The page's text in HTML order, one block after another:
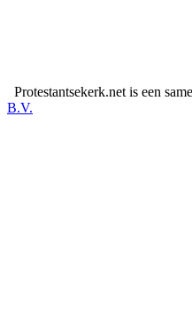
Protestantsekerk.net is een
B.V.